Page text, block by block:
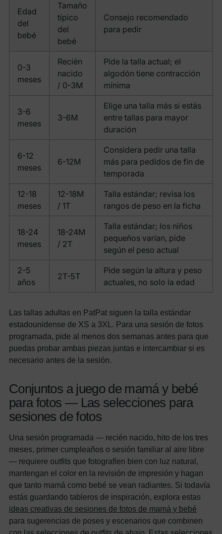
Edad
del
bebé
Tamaño
típico
del
bebé
Consejo recomendado
para pedir
0-3
meses
Recién
nacido
/ 0-3M
Pide la talla actual; el
algodón tiene contracción
mínima
3-6
meses
3-6M
Elige una talla más si estás
entre tallas para mayor
duración
6-12
meses
6-12M
Considera pedir una talla
más para pedidos de fin de
temporada
12-18
meses
12-18M
/ 1T
Talla estándar; revisa los
rangos de peso en la ficha
18-24
meses
18-24M
/ 2T
Talla estándar; los niños
pequeños varían, pide
según el peso actual
2-5
años
2T-5T
Pide según la altura y peso
actuales, no solo la edad
Las tallas adultas en PatPat siguen la talla estándar
estadounidense de XS a 3XL. Para una sesión de fotos
programada, pide al menos dos semanas antes para que
puedas probar ambas piezas juntas e intercambiar si es
necesario antes de la sesión.
Conjuntos a juego de mamá y bebé
para fotos — Las selecciones para
sesiones de fotos
Una sesión programada — recién nacido, hito de los tres
meses, primer cumpleaños o sesión familiar al aire libre
— requiere outfits que fotografíen bien con luz natural,
mantengan el color en la revisión de impresión y hagan
que tanto mamá como bebé se vean radiantes. Si todavía
estás guardando tableros de inspiración, explora estas
ideas creativas de sesiones de fotos de mamá y bebé
para sugerencias de poses y escenarios que combinen